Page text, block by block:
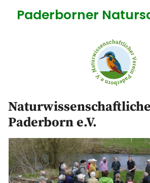
Paderborner
Bildungsangebote
Diese Seite
Kontakt
Paderborn e.V.